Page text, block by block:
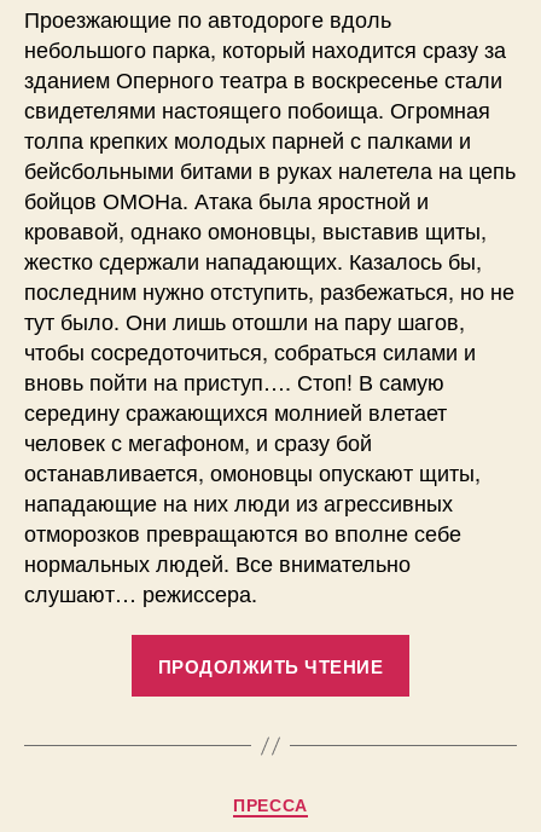
Проезжающие по автодороге вдоль
небольшого парка, который находится сразу за
зданием Оперного театра в воскресенье стали
свидетелями настоящего побоища. Огромная
толпа крепких молодых парней с палками и
бейсбольными битами в руках налетела на цепь
бойцов ОМОНа. Атака была яростной и
кровавой, однако омоновцы, выставив щиты,
жестко сдержали нападающих. Казалось бы,
последним нужно отступить, разбежаться, но не
тут было. Они лишь отошли на пару шагов,
чтобы сосредоточиться, собраться силами и
вновь пойти на приступ…. Стоп! В самую
середину сражающихся молнией влетает
человек с мегафоном, и сразу бой
останавливается, омоновцы опускают щиты,
нападающие на них люди из агрессивных
отморозков превращаются во вполне себе
нормальных людей. Все внимательно
слушают… режиссера.
ПРОДОЛЖИТЬ ЧТЕНИЕ
произошло
Рубрики
ПРЕССА